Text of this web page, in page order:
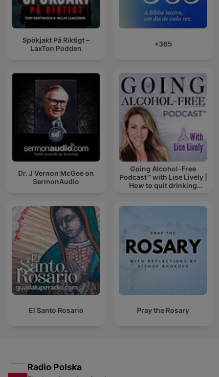
Spökjakt På Riktigt –
LaxTon Podden
+365
Dr. J Vernon McGee on
SermonAudio
Going Alcohol-Free
Podcast™ with Lise Lively |
How to quit drinking
El Santo Rosario Pray the Rosary
Radio Polska